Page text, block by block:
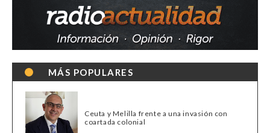
MÁS POPULARES
Ceuta y Melilla frente a una invasión con
coartada colonial